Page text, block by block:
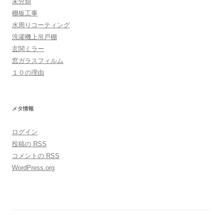
棚板工事
水周りコーティング
洗濯機上吊戸棚
玄関ミラー
窓ガラスフィルム
１０の理由
メタ情報
ログイン
投稿の RSS
コメントの RSS
WordPress.org